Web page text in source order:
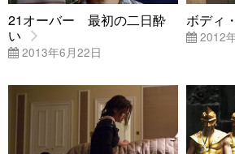
21オーバー 最初の二日酔
い
2013年6月22日
ボディ
2012